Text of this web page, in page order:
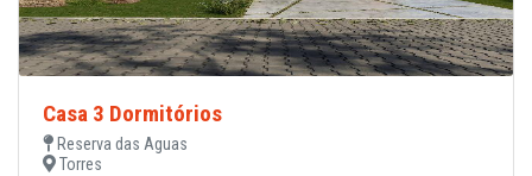
Casa 3 Dormitórios
Reserva das Aguas
Torres